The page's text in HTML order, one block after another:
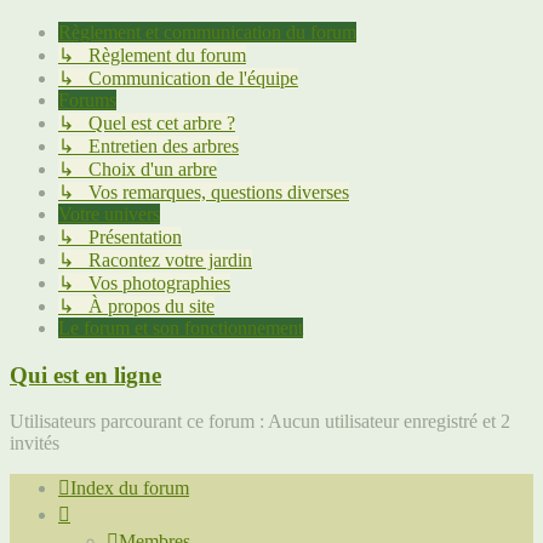
Règlement et communication du forum
↳ Règlement du forum
↳ Communication de l'équipe
Forums
↳ Quel est cet arbre ?
↳ Entretien des arbres
↳ Choix d'un arbre
↳ Vos remarques, questions diverses
Votre univers
↳ Présentation
↳ Racontez votre jardin
↳ Vos photographies
↳ À propos du site
Le forum et son fonctionnement
Qui est en ligne
Utilisateurs parcourant ce forum : Aucun utilisateur enregistré et 2
invités
Index du forum